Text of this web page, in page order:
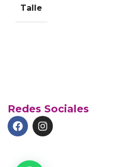
Talle
Redes Sociales